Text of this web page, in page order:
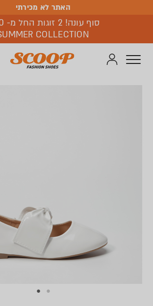
האתר לא מכירתי
האתר לא מכירתי
סוף עונה! 2 זוגות החל מ- ₪50
COLLECTION